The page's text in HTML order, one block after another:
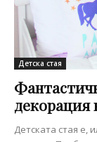
Детска стая
декорация
Детската стая е,